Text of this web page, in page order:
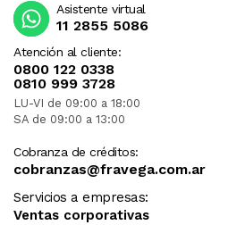
Atención al cliente:
0800 122 0338
0810 999 3728
LU-VI de 09:00 a 18:00
SA de 09:00 a 13:00
Cobranza de créditos:
cobranzas@fravega.com.ar
Servicios a empresas:
Ventas corporativas
Asistente virtual
11 2855 5086